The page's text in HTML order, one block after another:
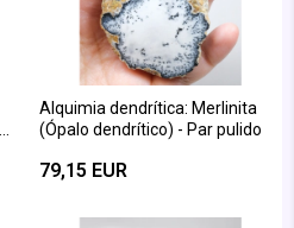
Alquimia dendrítica: Merlinita
(Ópalo dendrítico) - Par pulido
79,15 EUR